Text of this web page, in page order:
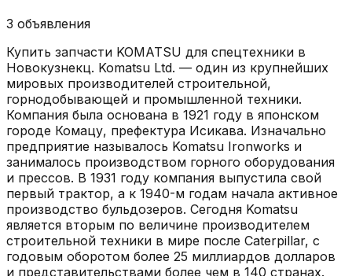
3 объявления
Купить запчасти KOMATSU для спецтехники в
Новокузнекц. Komatsu Ltd. — один из крупнейших
мировых производителей строительной,
горнодобывающей и промышленной техники.
Компания была основана в 1921 году в японском
городе Комацу, префектура Исикава. Изначально
предприятие называлось Komatsu Ironworks и
занималось производством горного оборудования
и прессов. В 1931 году компания выпустила свой
первый трактор, а к 1940-м годам начала активное
производство бульдозеров. Сегодня Komatsu
является вторым по величине производителем
строительной техники в мире после Caterpillar, с
годовым оборотом более 25 миллиардов долларов
и представительствами более чем в 140 странах.